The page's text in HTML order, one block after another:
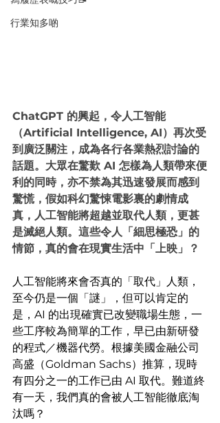
行業知多啲
ChatGPT 的興起，令人工智能
（Artificial Intelligence, AI）再次受
到廣泛關注，成為各行各業熱烈討論的
話題。大眾在驚歎 AI 怎樣為人類帶來便
利的同時，亦不禁為其迅速發展而感到
驚慌，假如科幻驚悚電影裏的劇情成
真，人工智能將超越並取代人類，更甚
是滅絕人類。這些令人「細思極恐」的
情節，真的會在現實生活中「上映」？
人工智能將來會否真的「取代」人類，
至今仍是一個「謎」，但可以肯定的
是，AI 的出現確實已改變職場生態，一
些工序較為簡單的工作，早已由新研發
的程式／機器代勞。根據美國金融公司
高盛（Goldman Sachs）推算，現時
有四分之一的工作已由 AI 取代。難道終
有一天，我們真的會被人工智能徹底淘
汰嗎？